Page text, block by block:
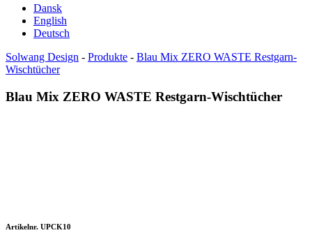
Dansk
English
Deutsch
Solwang Design - Produkte - Blau Mix ZERO WASTE Restgarn-
Wischtücher
Blau Mix ZERO WASTE Restgarn-Wischtücher
Artikelnr. UPCK10